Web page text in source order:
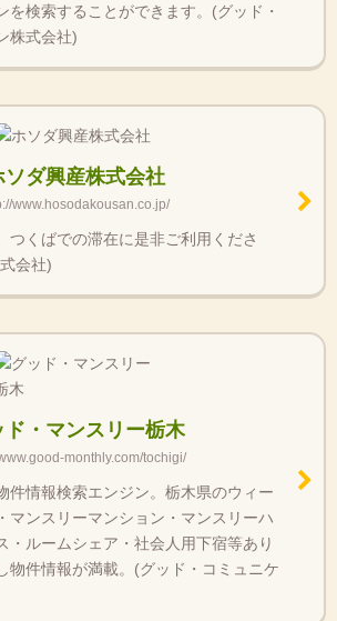
を検索することができます。(グッド・
株式会社)
ソダ興産株式会社
www.hosodakousan.co.jp/
つくばでの滞在に是非ご利用くださ
会社)
ド・マンスリー栃木
monthly.com/tochigi/
件情報検索エンジン。栃木県のウィー
マンスリーマンション・マンスリーハ
・ルームシェア・社会人用下宿等あり
物件情報が満載。(グッド・コミュニケ